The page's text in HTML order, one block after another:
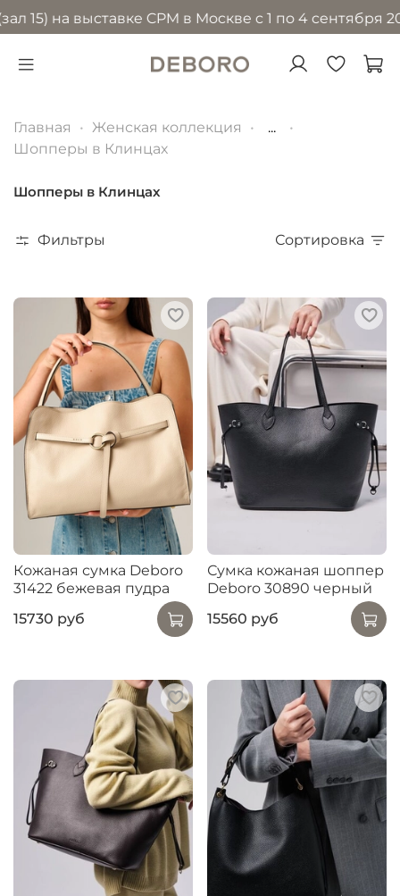
выставке CPM в Москве с 1 по 4 сентября 2026
Главная Женская коллекция
...
Шопперы в Клинцах
Шопперы в Клинцах
Фильтры Сортировка
Кожаная сумка Deboro
31422 бежевая пудра
15730 руб
Сумка кожаная шоппер
Deboro 30890 черный
15560 руб